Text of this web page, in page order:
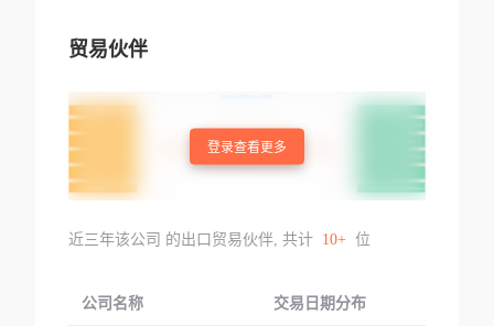
贸易伙伴
登录查看更多
近三年该公司 的出口贸易伙伴, 共计 10+ 位
公司名称 交易日期分布